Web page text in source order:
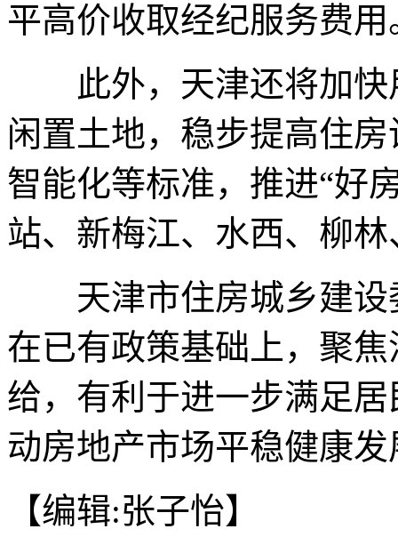
平高价收取经纪服务费用
此外，天津还将加快
闲置土地，稳步提高住
智能化等标准，推进“好
站、新梅江、水西、柳
天津市住房城乡建设
在已有政策基础上，聚
给，有利于进一步满足
动房地产市场平稳健康
【编辑:张子怡】